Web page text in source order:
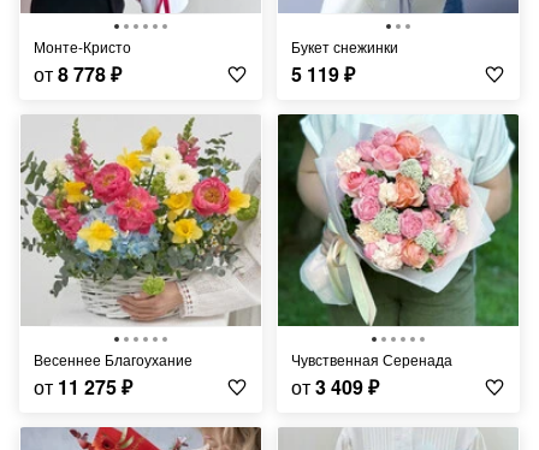
Монте-Кристо
от8 778₽
Букет снежинки
5 119₽
Весеннее Благоухание
от 11 275₽
Чувственная Серенада
от3 409₽